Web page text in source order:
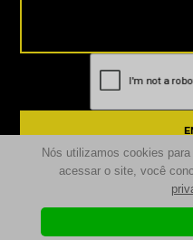
© 2024 | Sancove Multimarcas -
Nós utilizamos cookies
acessar o site, você